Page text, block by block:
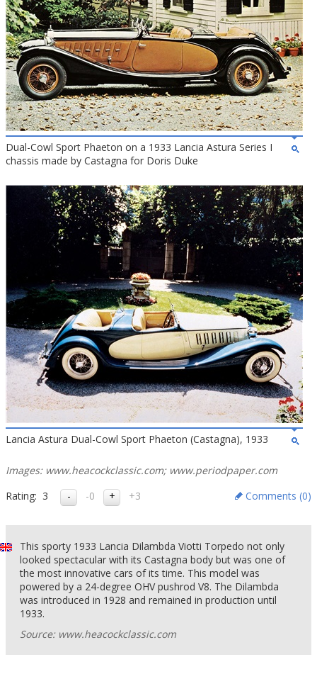
Dual-Cowl Sport Phaeton on a 1933 Lancia Astura Series I
chassis made by Castagna for Doris Duke
Lancia Astura Dual-Cowl Sport Phaeton (Castagna), 1933
Images: www.heacockclassic.com; www.periodpaper.com
Rating: 3 -0 +3 Comments (0)
This sporty 1933 Lancia Dilambda Viotti Torpedo not only
looked spectacular with its Castagna body but was one of
the most innovative cars of its time. This model was
powered by a 24-degree OHV pushrod V8. The Dilambda
was introduced in 1928 and remained in production until
1933.
Source: www.heacockclassic.com